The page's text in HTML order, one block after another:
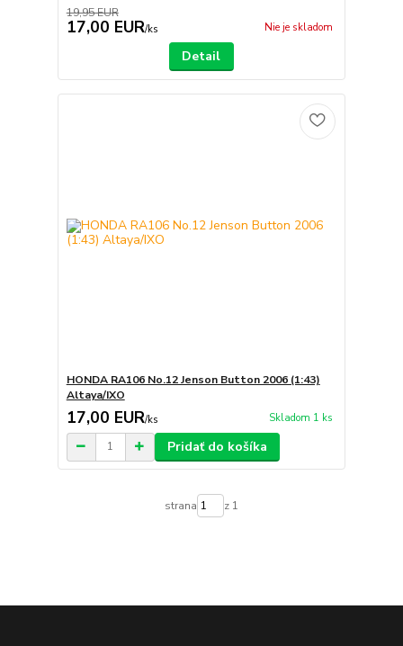
19,95 EUR
17,00 EUR/ks Nie je skladom
Detail
HONDA RA106 No.12 Jenson Button 2006 (1:43)
Altaya/IXO
17,00 EUR/ks Skladom 1 ks
Pridať do košíka
strana z 1